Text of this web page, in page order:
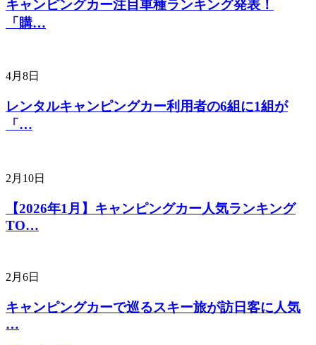
キャンピングカー注目車種ランキング発表！
「購…
4月8日
レンタルキャンピングカー利用者の6組に1組が
「…
2月10日
【2026年1月】キャンピングカー人気ランキング
TO…
2月6日
キャンピングカーで巡るスキー旅が訪日客に人気
…